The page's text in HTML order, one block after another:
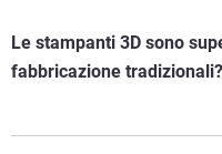
Le stampanti 3D sono
fabbricazione tradizionali?